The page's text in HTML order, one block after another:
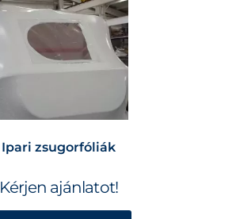
Ipari zsugorfóliák
Kérjen ajánlatot!